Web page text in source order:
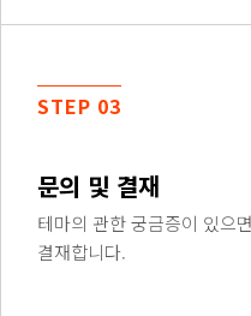
STEP 03
문의 및 결재
테마의 관한 궁금증이 있으
결재합니다.